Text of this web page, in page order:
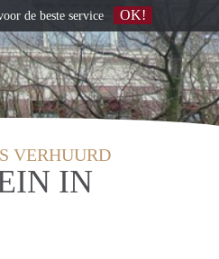
VERHUURD
IN
de beste service OK!